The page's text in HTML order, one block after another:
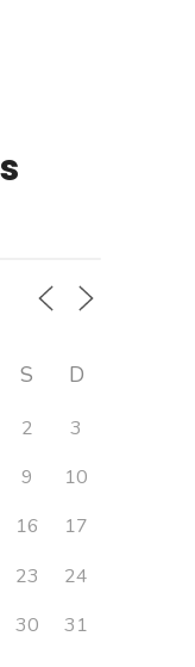
S D
2
3
9
10
16
17
23
24
30 31